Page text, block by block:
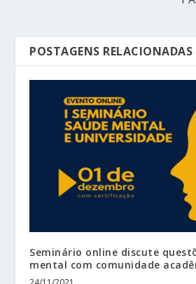
POSTAGENS RELACIONADAS
Seminário online discute
mental com comunidade